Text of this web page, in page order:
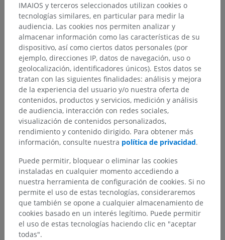
Jerarquía anatómica
Anatomía veterinaria
Integumento común
IMAIOS y terceros seleccionados utilizan cookies o
tecnologías similares, en particular para medir la
audiencia. Las cookies nos permiten analizar y
almacenar información como las características de su
dispositivo, así como ciertos datos personales (por
ejemplo, direcciones IP, datos de navegación, uso o
geolocalización, identificadores únicos). Estos datos se
tratan con las siguientes finalidades: análisis y mejora
de la experiencia del usuario y/o nuestra oferta de
contenidos, productos y servicios, medición y análisis
de audiencia, interacción con redes sociales,
visualización de contenidos personalizados,
rendimiento y contenido dirigido. Para obtener más
información, consulte nuestra política de privacidad.
Puede permitir, bloquear o eliminar las cookies
instaladas en cualquier momento accediendo a
nuestra herramienta de configuración de cookies. Si no
permite el uso de estas tecnologías, consideraremos
que también se opone a cualquier almacenamiento de
cookies basado en un interés legítimo. Puede permitir
el uso de estas tecnologías haciendo clic en "aceptar
todas".